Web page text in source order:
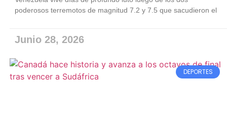
poderosos terremotos de magnitud 7.2 y 7.5 que sacudieron el
Junio 28, 2026
DEPORTES